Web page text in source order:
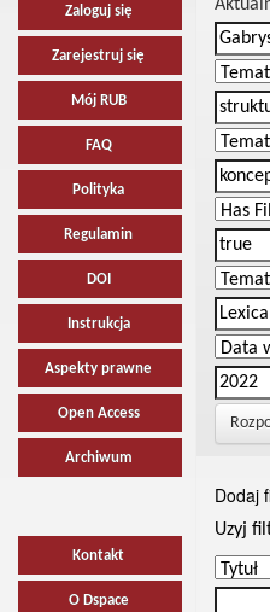
Zaloguj się
Zarejestruj się
Mój RUB
FAQ
Polityka
Regulamin
DOI
Instrukcja
Aspekty prawne
Open Access
Archiwum
Kontakt
O Dspace
Dodaj
Uzyj